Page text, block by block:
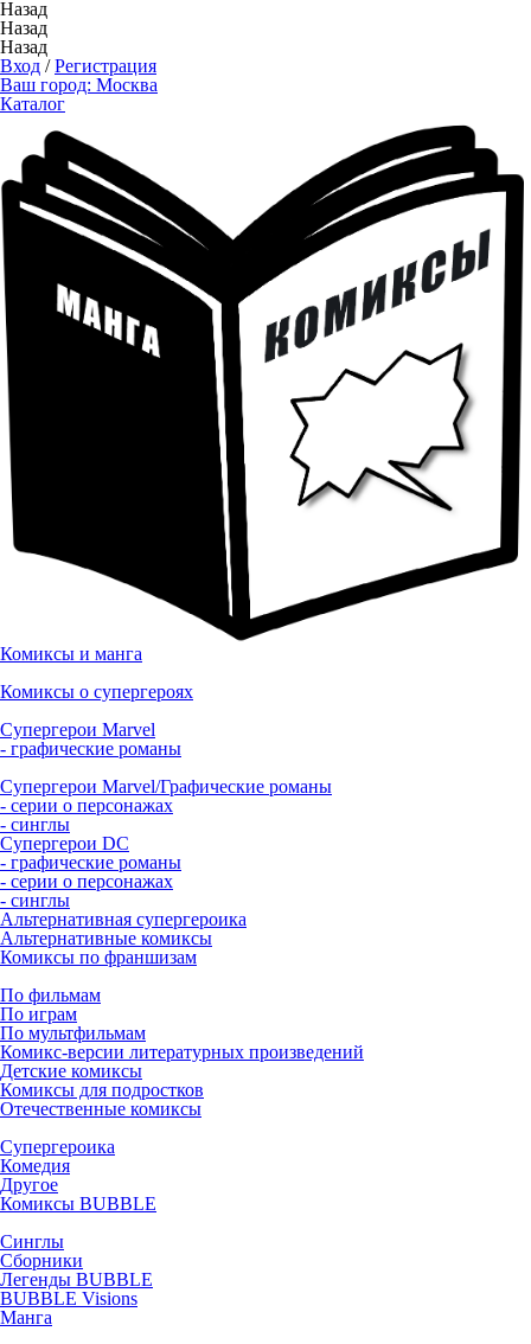
Назад
Назад
Назад
Вход /Регистрация
Ваш город: Москва
Каталог
Комиксы и манга
Комиксы о супергероях
Супергерои Marvel
- графические романы
Супергерои Marvel/Графические романы
- серии о персонажах
- синглы
Супергерои DC
- графические романы
- серии о персонажах
- синглы
Альтернативная супергероика
Альтернативные комиксы
Комиксы по франшизам
По фильмам
По играм
По мультфильмам
Комикс-версии литературных произведений
Детские комиксы
Комиксы для подростков
Отечественные комиксы
Супергероика
Комедия
Другое
Комиксы BUBBLE
Синглы
Сборники
Легенды BUBBLE
BUBBLE Visions
Манга